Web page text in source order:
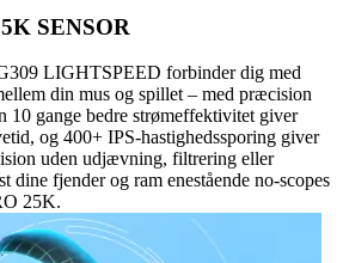
SENSOR
LIGHTSPEED forbinder dig med
din mus og spillet – med præcision
10 gange bedre strømeffektivitet giver
og 400+ IPS-hastighedssporing giver
uden udjævning, filtrering eller
dine fjender og ram enestående no-scopes
25K.